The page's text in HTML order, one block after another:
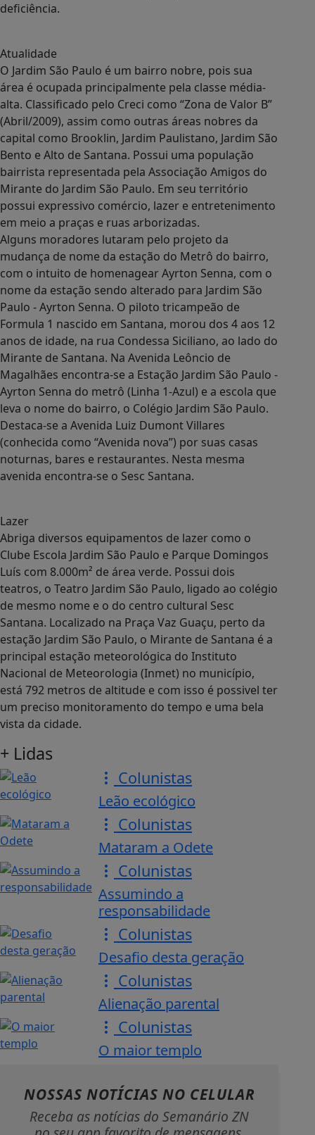
deficiência.
Atualidade
O Jardim São Paulo é um bairro nobre, pois sua
área é ocupada principalmente pela classe média-
alta. Classificado pelo Creci como “Zona de Valor B”
(Abril/2009), assim como outras áreas nobres da
capital como Brooklin, Jardim Paulistano, Jardim São
Bento e Alto de Santana. Possui uma população
bairrista representada pela Associação Amigos do
Mirante do Jardim São Paulo. Em seu território
possui expressivo comércio, lazer e entretenimento
em meio a praças e ruas arborizadas.
Alguns moradores lutaram pelo projeto da
mudança de nome da estação do Metrô do bairro,
com o intuito de homenagear Ayrton Senna, com o
nome da estação sendo alterado para Jardim São
Paulo - Ayrton Senna. O piloto tricampeão de
Formula 1 nascido em Santana, morou dos 4 aos 12
anos de idade, na rua Condessa Siciliano, ao lado do
Mirante de Santana. Na Avenida Leôncio de
Magalhães encontra-se a Estação Jardim São Paulo -
Ayrton Senna do metrô (Linha 1-Azul) e a escola que
leva o nome do bairro, o Colégio Jardim São Paulo.
Destaca-se a Avenida Luiz Dumont Villares
(conhecida como “Avenida nova”) por suas casas
noturnas, bares e restaurantes. Nesta mesma
avenida encontra-se o Sesc Santana.
Lazer
Abriga diversos equipamentos de lazer como o
Clube Escola Jardim São Paulo e Parque Domingos
Luís com 8.000m² de área verde. Possui dois
teatros, o Teatro Jardim São Paulo, ligado ao colégio
de mesmo nome e o do centro cultural Sesc
Santana. Localizado na Praça Vaz Guaçu, perto da
estação Jardim São Paulo, o Mirante de Santana é a
principal estação meteorológica do Instituto
Nacional de Meteorologia (Inmet) no município,
está 792 metros de altitude e com isso é possivel ter
um preciso monitoramento do tempo e uma bela
vista da cidade.
+ Lidas
Colunistas
Leão ecológico
Colunistas
Mataram a Odete
Colunistas
Assumindo a
responsabilidade
Colunistas
Desafio desta geração
Colunistas
Alienação parental
Colunistas
O maior templo
NOSSAS NOTÍCIAS NO CELULAR
Receba as notícias do Semanário ZN